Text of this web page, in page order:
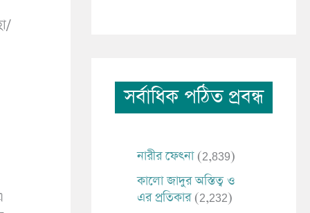
সর্বাধিক পঠিত প্রবন্ধ
নারীর ফেৎনা (2,839)
কালো জাদুর অস্তিত্ব ও
এর প্রতিকার (2,232)